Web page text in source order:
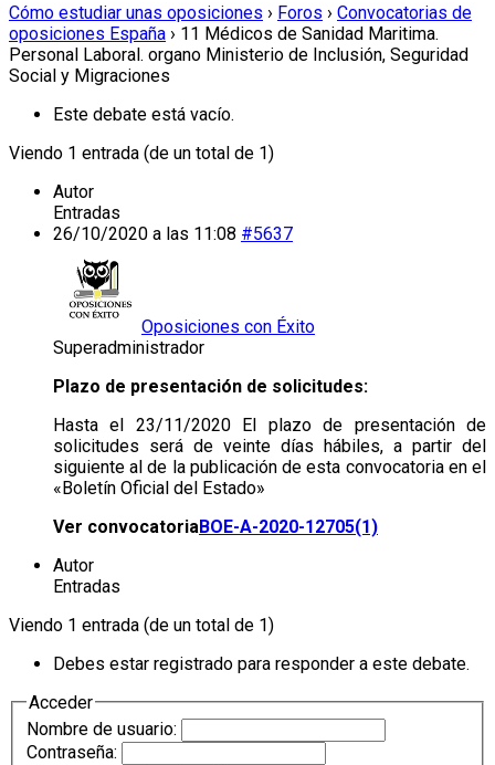
Cómo estudiar unas oposiciones › Foros › Convocatorias de
oposiciones España › 11 Médicos de Sanidad Maritima.
Personal Laboral. organo Ministerio de Inclusión, Seguridad
Social y Migraciones
Este debate está vacío.
Viendo 1 entrada (de un total de 1)
Autor
Entradas
26/10/2020 a las 11:08 #5637
Oposiciones con Éxito
Superadministrador
Plazo de presentación de solicitudes:
Hasta el 23/11/2020 El plazo de presentación de
solicitudes será de veinte días hábiles, a partir del
siguiente al de la publicación de esta convocatoria en el
«Boletín Oficial del Estado»
Ver convocatoriaBOE-A-2020-12705(1)
Autor
Entradas
Viendo 1 entrada (de un total de 1)
Debes estar registrado para responder a este debate.
Acceder
Nombre de usuario:
Contraseña: